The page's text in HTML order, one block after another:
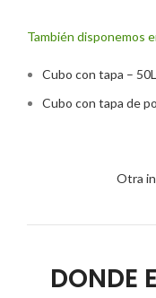
También disponemos
Cubo con tapa – 50L
Cubo con tapa de
Otra
DONDE